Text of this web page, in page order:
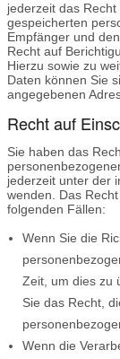
jederzeit das
gespeicherten
Empfänger und
Recht auf
Hierzu sowie zu
Daten können Sie
angegebenen
Recht auf
Sie haben das
jederzeit unter der
wenden. Das
folgenden Fällen:
Wenn Sie die
Zeit, um dies zu
Sie das Recht,
Wenn die